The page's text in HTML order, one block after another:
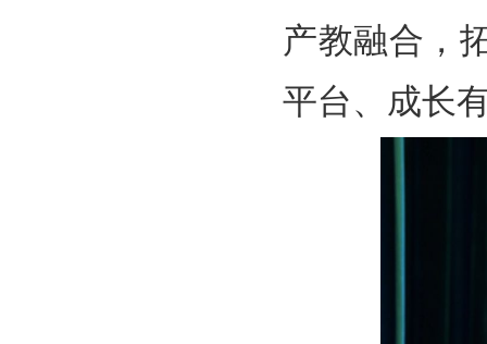
产教融合，
平台、成长